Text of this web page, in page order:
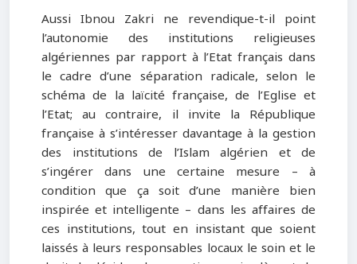
Aussi Ibnou Zakri ne revendique-t-il point
l’autonomie des institutions religieuses
algériennes par rapport à l’Etat français dans
le cadre d’une séparation radicale, selon le
schéma de la laïcité française, de l’Eglise et
l’Etat; au contraire, il invite la République
française à s’intéresser davantage à la gestion
des institutions de l’Islam algérien et de
s’ingérer dans une certaine mesure – à
condition que ça soit d’une manière bien
inspirée et intelligente – dans les affaires de
ces institutions, tout en insistant que soient
laissés à leurs responsables locaux le soin et le